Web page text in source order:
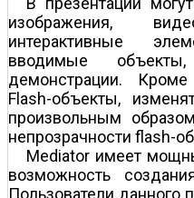
изображения,
интерактивные
вводимые
демонстрации.
Flash-объекты,
произвольным
непрозрачности flash-
Mediator имеет
возможность